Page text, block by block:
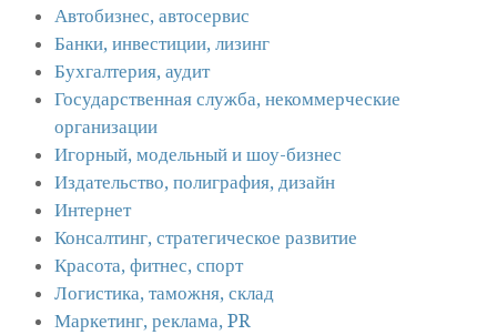
Автобизнес, автосервис
Банки, инвестиции, лизинг
Бухгалтерия, аудит
Государственная служба, некоммерческие
организации
Игорный, модельный и шоу-бизнес
Издательство, полиграфия, дизайн
Интернет
Консалтинг, стратегическое развитие
Красота, фитнес, спорт
Логистика, таможня, склад
Маркетинг, реклама, PR